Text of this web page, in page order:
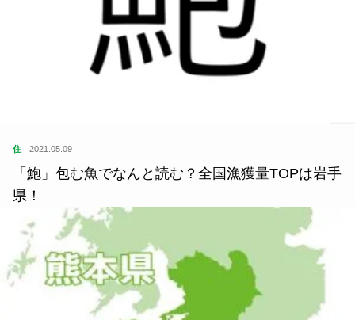
住 2021.05.09
「鮑」包む魚でなんと読む？全国漁獲量TOPは岩手
県！